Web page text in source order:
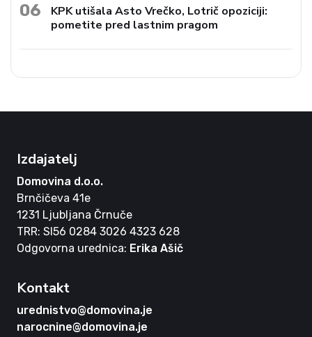
06
KPK utišala Asto Vrečko, Lotrič opoziciji:
pometite pred lastnim pragom
Izdajatelj
Domovina d.o.o.
Brnčičeva 41e
1231 Ljubljana Črnuče
TRR: SI56 0284 3026 4323 628
Odgovorna urednica: Erika Ašič
Kontakt
urednistvo@domovina.je
narocnine@domovina.je